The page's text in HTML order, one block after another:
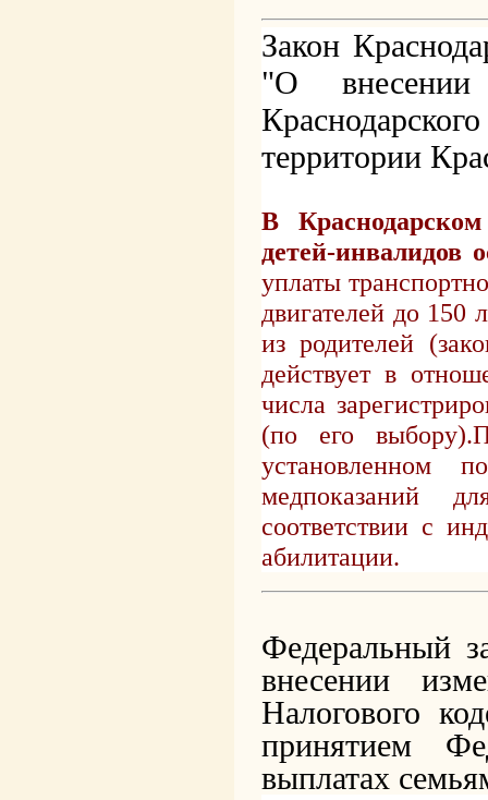
Закон
"О
территории
В
детей-инвалидов
уплаты
двигателей до 150
из родителей
действует в
числа
(по его выбору).
установленном
медпоказаний
соответствии с
абилитации.
Федеральный
внесении
Налогового
принятием
выплатах